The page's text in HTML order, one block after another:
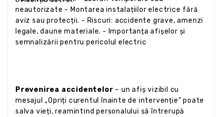
neautorizate - Montarea instalațiilor electrice fără
aviz sau protecții. - Riscuri: accidente grave, amenzi
legale, daune materiale. - Importanța afișelor și
semnalizării pentru pericolul electric
Prevenirea accidentelor – un afiș vizibil cu
mesajul „Opriți curentul înainte de intervenție” poate
salva vieți, reamintind personalului să întrerupă